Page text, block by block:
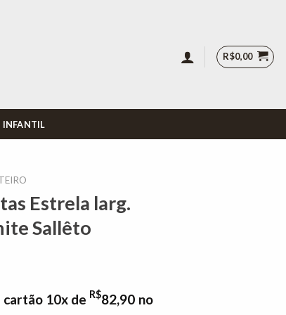
R$0,00
INFANTIL
Estrela larg.
Sallêto
cartão 10x de R$82,90 no